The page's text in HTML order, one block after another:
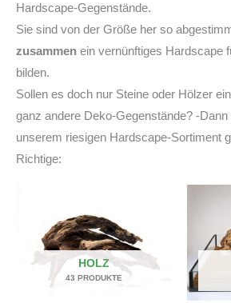
Hardscape-Gegenstände.
Sie sind von der Größe her so
zusammen ein vernünftiges Hardscape
bilden.
Sollen es doch nur Steine oder Hölzer
ganz andere Deko-Gegenstände? -Dann
unserem riesigen Hardscape-Sortiment
Richtige:
HOLZ
43 PRODUKTE